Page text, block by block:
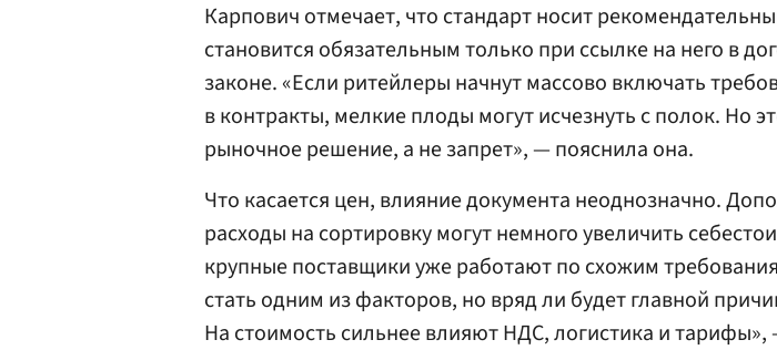
Карпович отмечает, что стандарт носит
становится обязательным только при ссылке на него в
законе. «Если ритейлеры начнут массово включать
в контракты, мелкие плоды могут исчезнуть с полок. Но
рыночное решение, а не запрет», — пояснила она.
Что касается цен, влияние документа неоднозначно.
расходы на сортировку могут немного увеличить
крупные поставщики уже работают по схожим
стать одним из факторов, но вряд ли будет главной
На стоимость сильнее влияют НДС, логистика и тарифы»,